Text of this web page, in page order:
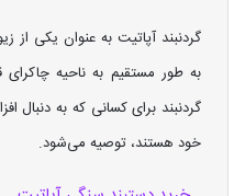
گردنبند آپاتیت به عنوان یکی از
به طور مستقیم به ناحیه
گردنبند برای کسانی که به دنبال
خود هستند، توصیه می‌شود.